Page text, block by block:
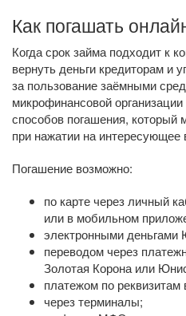
Как погашать
Когда срок займа подходит к
вернуть деньги кредиторам и
за пользование заёмными
микрофинансовой
способов погашения, который
при нажатии на
Погашение возможно:
по карте через личный
или в мобильном
электронными деньгами
переводом через
Золотая Корона или
платежом по реквизитам
через терминалы;